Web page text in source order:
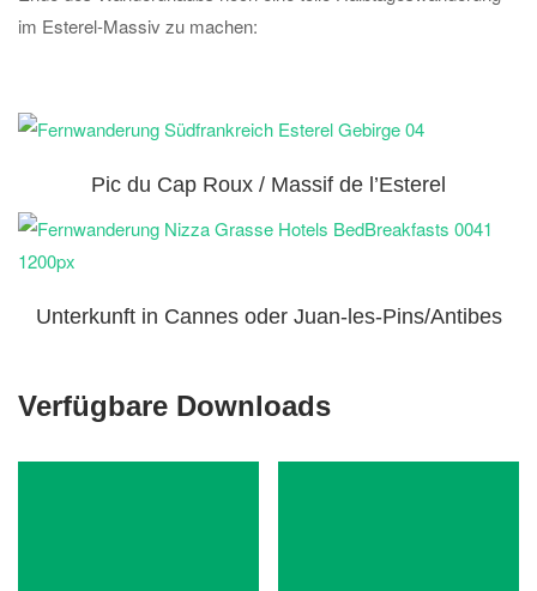
im Esterel-Massiv zu machen:
Pic du Cap Roux / Massif de l’Esterel
Unterkunft in Cannes oder Juan-les-Pins/Antibes
Verfügbare Downloads